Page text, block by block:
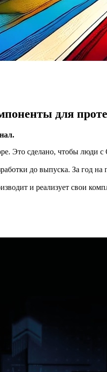
для
Это сделано, чтобы люди
до выпуска. За год
и реализует свои